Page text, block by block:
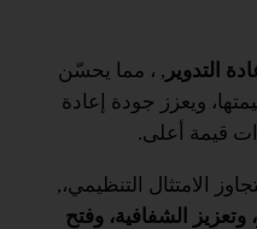
التدوير , ، مما يحسّن
ويعزز جودة إعادة
قيمة أعلى.
الامتثال التنظيمي،,
وتعزيز الشفافية، وفتح